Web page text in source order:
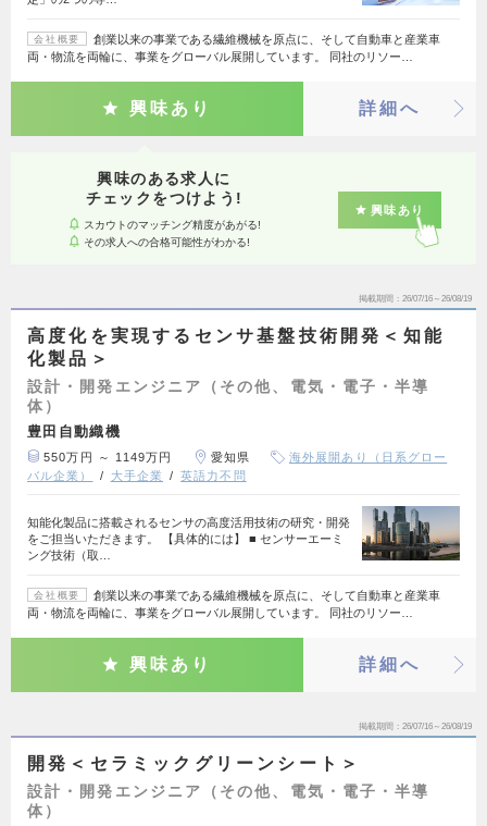
会社概要
創業以来の事業である繊維機械を原点に、そして自動車と産業車
両・物流を両輪に、事業をグローバル展開しています。 同社のリソー…
興味あり 詳細へ
興味のある求人に
チェックをつけよう!
スカウトのマッチング精度があがる!
その求人への合格可能性がわかる!
興味あり
掲載期間 26/07/16～26/08/19
高度化を実現するセンサ基盤技術開発＜知能
化製品＞
設計・開発エンジニア（その他、電気・電子・半導
体）
豊田自動織機
550万円 ～ 1149万円 愛知県
海外展開あり（日系グロー
バル企業）
大手企業 英語力不問
知能化製品に搭載されるセンサの高度活用技術の研究・開発
をご担当いただきます。 【具体的には】 ■ センサーエーミ
ング技術（取…
会社概要
創業以来の事業である繊維機械を原点に、そして自動車と産業車
両・物流を両輪に、事業をグローバル展開しています。 同社のリソー…
興味あり 詳細へ
掲載期間 26/07/16～26/08/19
開発＜セラミックグリーンシート＞
設計・開発エンジニア（その他、電気・電子・半導
体）